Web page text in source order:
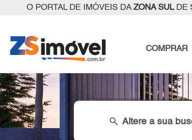
O PORTAL DE IMÓVEIS DA ZONA SULDE
COMPRAR
search Altere a sua